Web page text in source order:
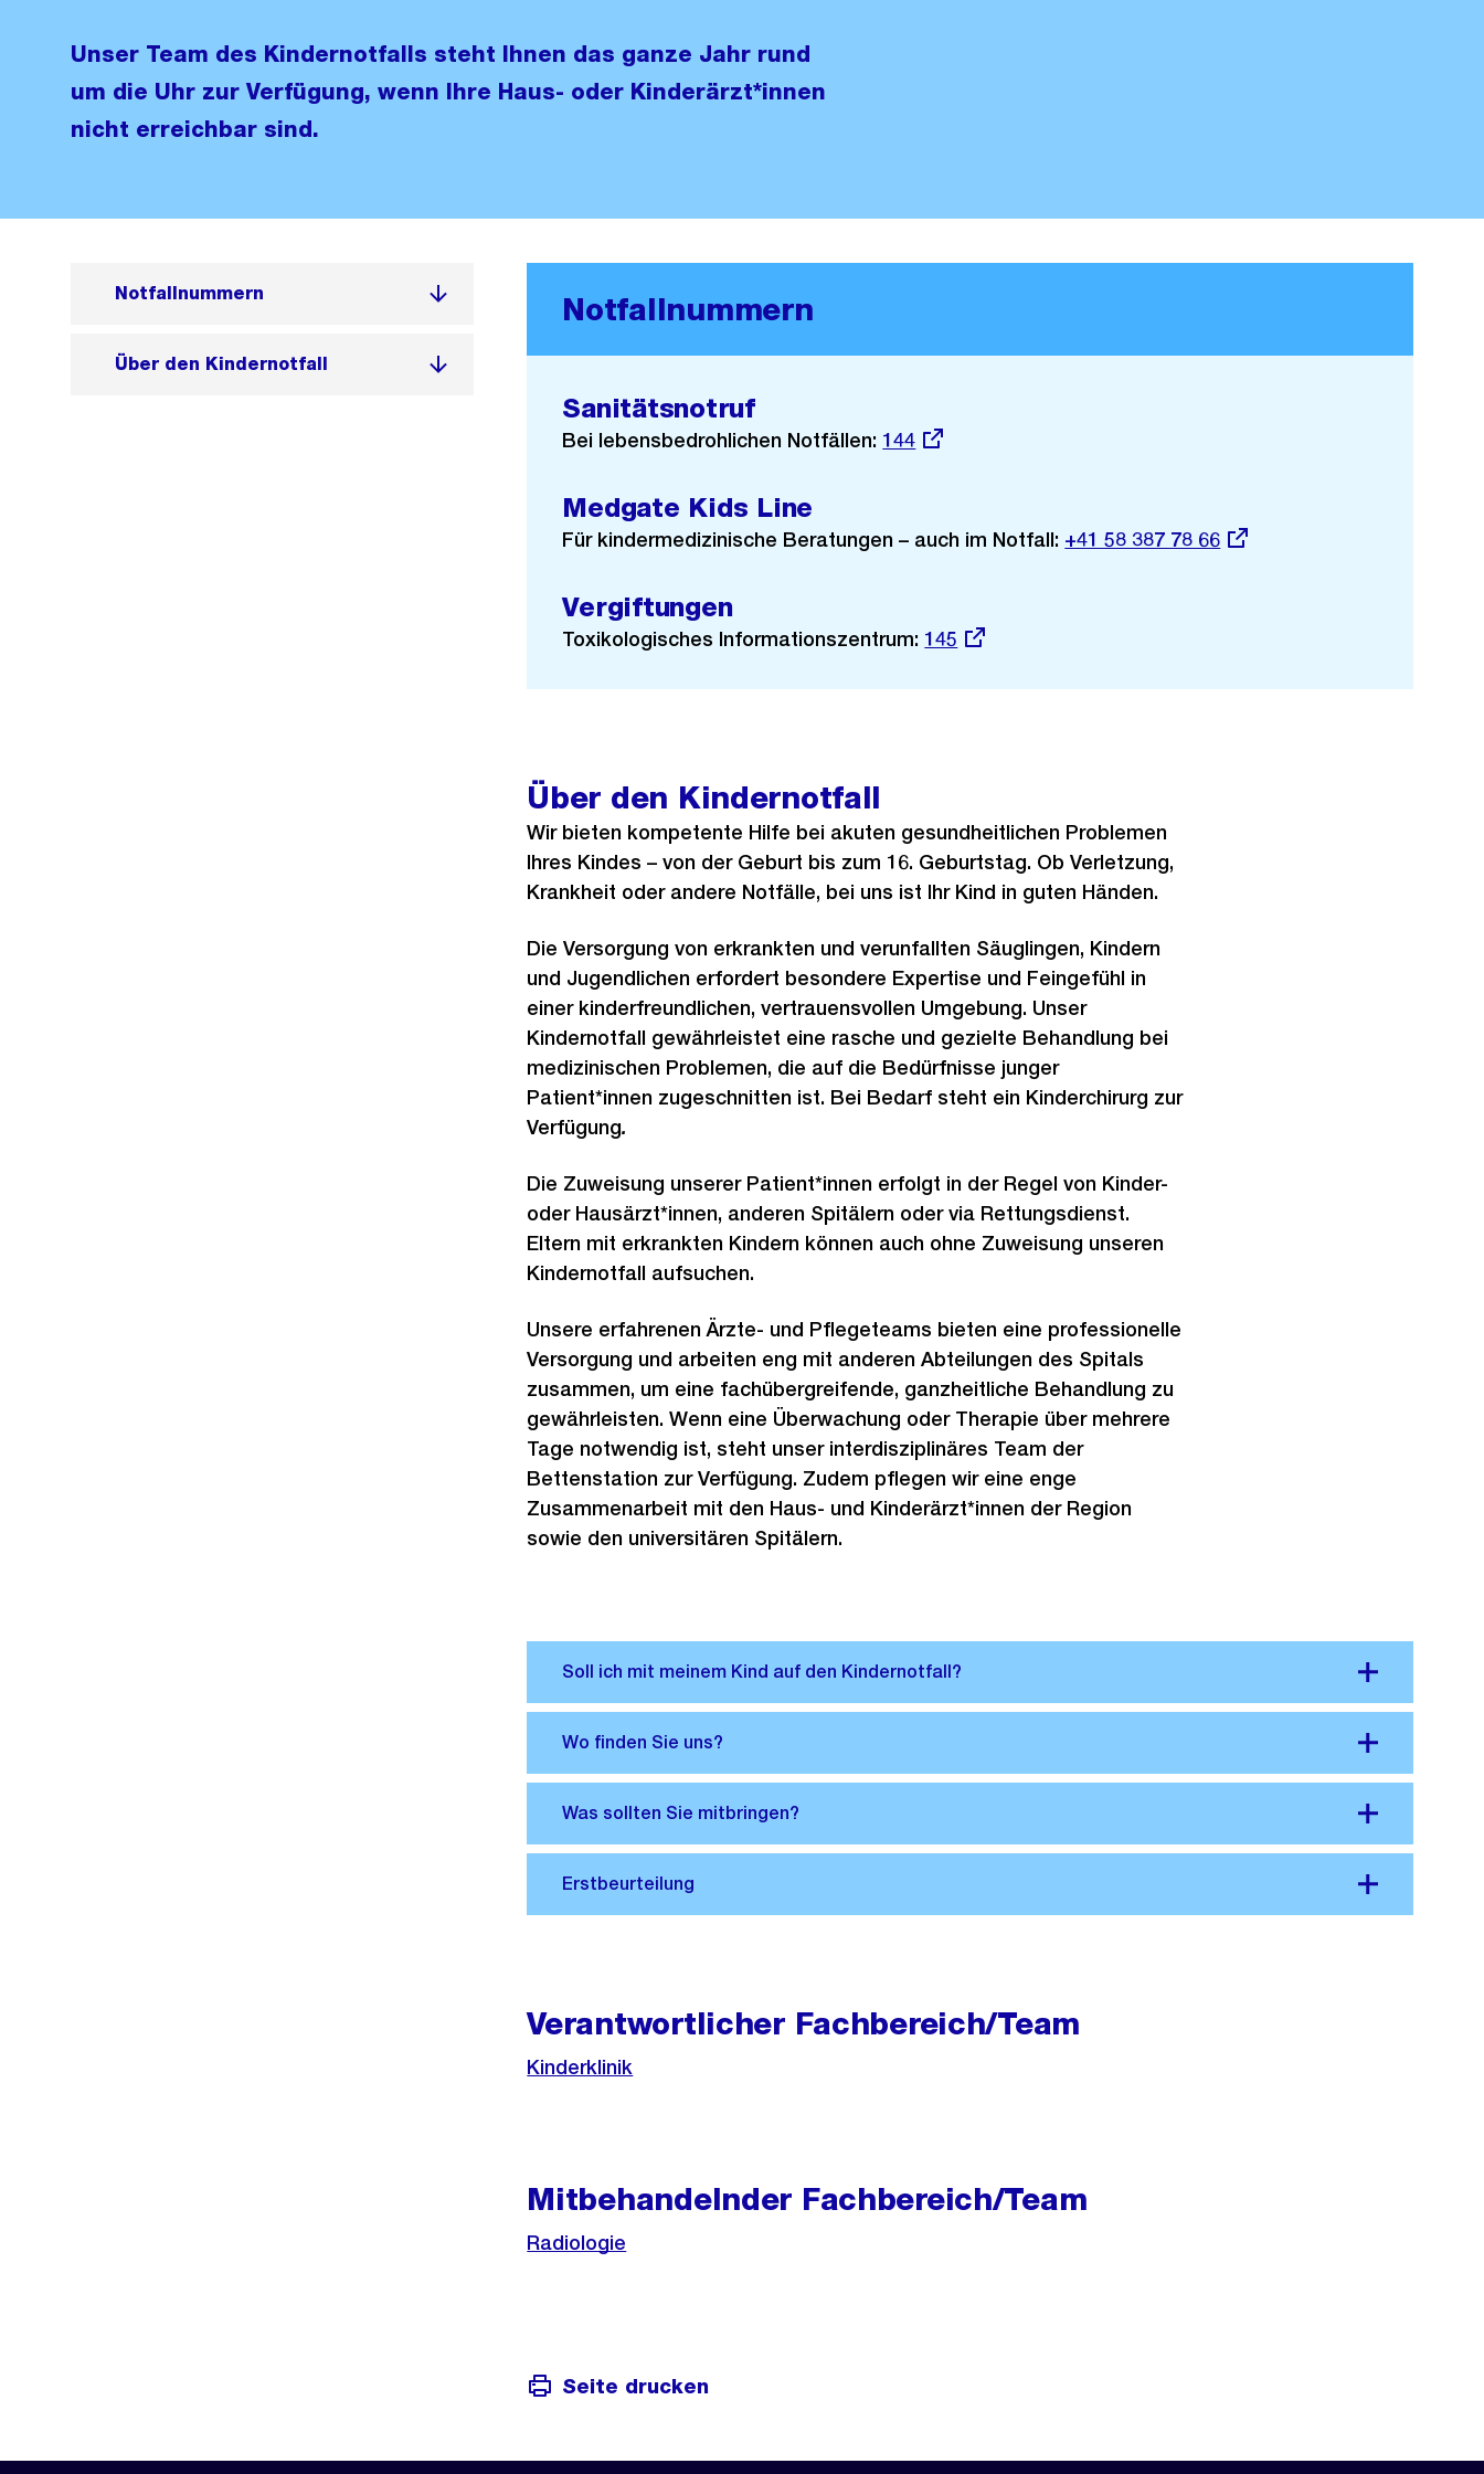
Unser Team des Kindernotfalls steht Ihnen das ganze Jahr rund
um die Uhr zur Verfügung, wenn Ihre Haus- oder Kinderärzt*innen
nicht erreichbar sind.
Notfallnummern
Über den Kindernotfall
Notfallnummern
Sanitätsnotruf
Bei lebensbedrohlichen Notfällen: Externer
144
Medgate Kids Line
Für kindermedizinische Beratungen – auch im Notfall: Externer
+41 58 387 78 66
Vergiftungen
Toxikologisches Informationszentrum: Externer
145
Über den Kindernotfall
Wir bieten kompetente Hilfe bei akuten gesundheitlichen Problemen
Ihres Kindes – von der Geburt bis zum 16. Geburtstag. Ob Verletzung,
Krankheit oder andere Notfälle, bei uns ist Ihr Kind in guten Händen.
Die Versorgung von erkrankten und verunfallten Säuglingen, Kindern
und Jugendlichen erfordert besondere Expertise und Feingefühl in
einer kinderfreundlichen, vertrauensvollen Umgebung. Unser
Kindernotfall gewährleistet eine rasche und gezielte Behandlung bei
medizinischen Problemen, die auf die Bedürfnisse junger
Patient*innen zugeschnitten ist. Bei Bedarf steht ein Kinderchirurg zur
Verfügung.
Die Zuweisung unserer Patient*innen erfolgt in der Regel von Kinder-
oder Hausärzt*innen, anderen Spitälern oder via Rettungsdienst.
Eltern mit erkrankten Kindern können auch ohne Zuweisung unseren
Kindernotfall aufsuchen.
Unsere erfahrenen Ärzte- und Pflegeteams bieten eine professionelle
Versorgung und arbeiten eng mit anderen Abteilungen des Spitals
zusammen, um eine fachübergreifende, ganzheitliche Behandlung zu
gewährleisten. Wenn eine Überwachung oder Therapie über mehrere
Tage notwendig ist, steht unser interdisziplinäres Team der
Bettenstation zur Verfügung. Zudem pflegen wir eine enge
Zusammenarbeit mit den Haus- und Kinderärzt*innen der Region
sowie den universitären Spitälern.
Verantwortlicher Fachbereich/Team
Kinderklinik
Mitbehandelnder Fachbereich/Team
Radiologie
Seite drucken